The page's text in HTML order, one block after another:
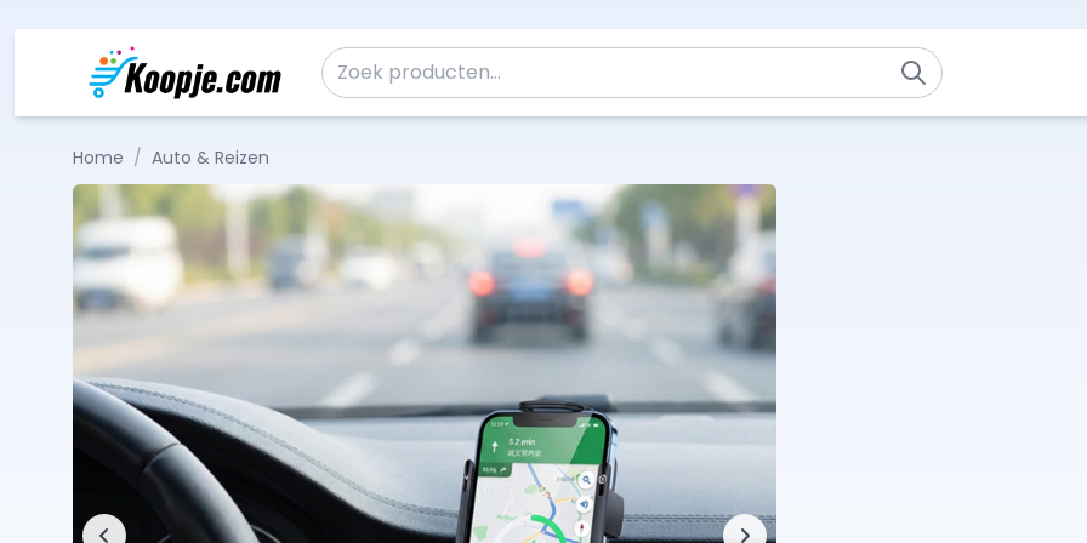
Zoeken naar:
Home / Auto & Reizen